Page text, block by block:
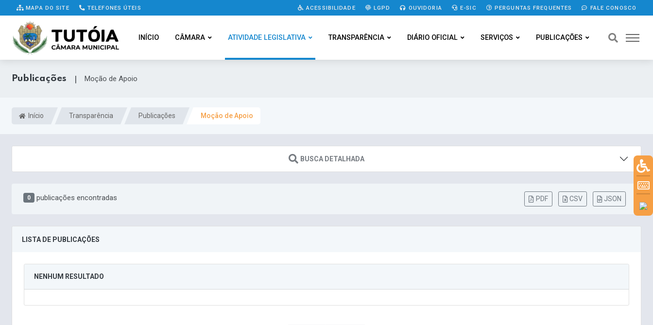
MAPA DO SITE TELEFONES ÚTEIS ACESSIBILIDADE LGPD OUVIDORIA E-SIC PERGUNTAS FREQUENTES FALE CONOSCO
INÍCIO CÂMARA ATIVIDADE LEGISLATIVA TRANSPARÊNCIA DIÁRIO OFICIAL SERVIÇOS PUBLICAÇÕES
Publicações | Moção de Apoio
Início Transparência Publicações Moção de Apoio
BUSCA DETALHADA
0 publicações encontradas PDF CSV JSON
LISTA DE PUBLICAÇÕES
NENHUM RESULTADO